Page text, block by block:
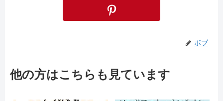
ボブ
他の方はこちらも見ています